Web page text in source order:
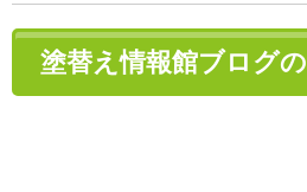
塗替え情報館ブログ